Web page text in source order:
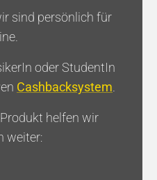
- Jacob Vilhelm
sind persönlich für
oder StudentIn
Cashbacksystem
helfen wir
weiter: